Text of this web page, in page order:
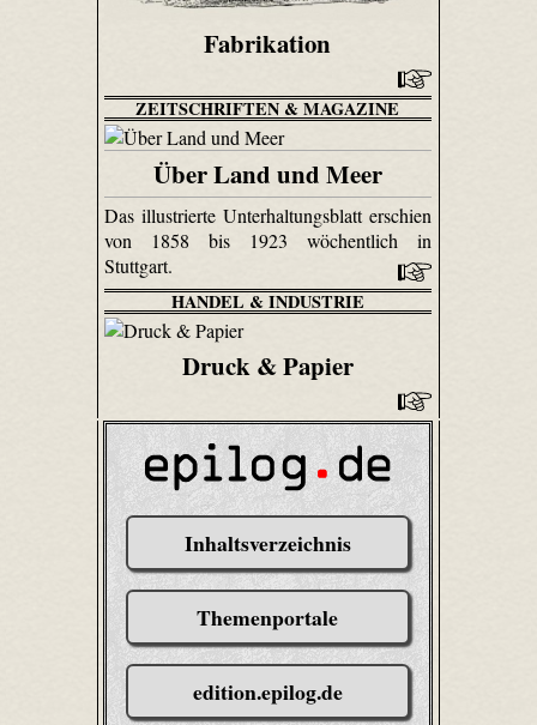
Fabrikation
ZEITSCHRIFTEN & MAGAZINE
Über Land und Meer
Das illustrierte Unterhaltungsblatt erschien
von 1858 bis 1923 wöchentlich in
Stuttgart.
HANDEL & INDUSTRIE
Druck & Papier
Inhaltsverzeichnis
Themenportale
edition.epilog.de